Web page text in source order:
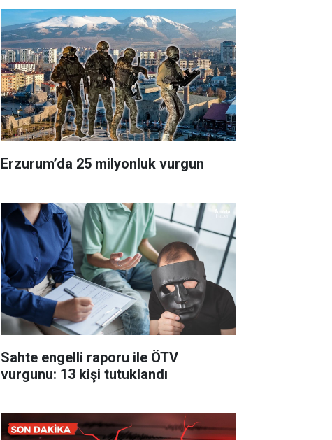
Erzurum’da 25 milyonluk vurgun
Sahte engelli raporu ile ÖTV
vurgunu: 13 kişi tutuklandı